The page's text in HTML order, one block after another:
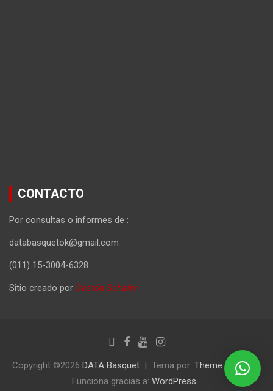
CONTACTO
Por consultas o informes de :
databasquetok@gmail.com
(011) 15-3004-6328
Sitio creado por Gastón Schafer
Copyright ©2026 DATA Basquet Tema por: Theme Horse
Funciona gracias a: WordPress